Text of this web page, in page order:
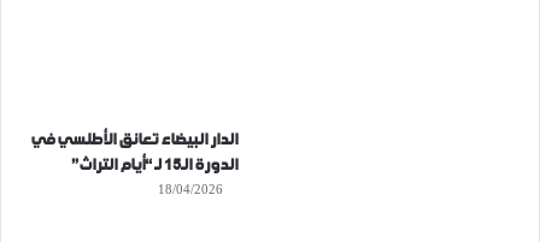
الدار البيضاء تعانق الأطلسي في
الدورة الـ15 لـ “أيام التراث”
18/04/2026